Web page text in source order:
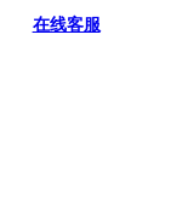
在线客服